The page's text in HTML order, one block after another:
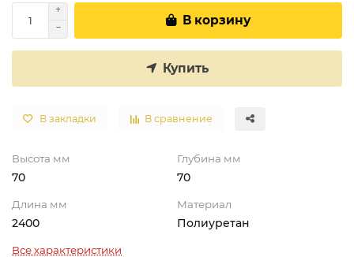
В корзину
Купить
В закладки В сравнение
Высота мм
70
Глубина мм
70
Длина мм
2400
Материал
Полиуретан
Все характеристики